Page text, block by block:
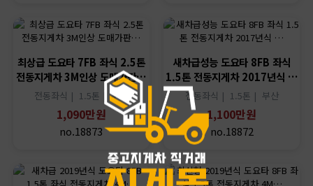
최상급 도요타 7FB 좌식 2.5톤
전동지게차 3M인상 도매가판…
전동좌식 | 1.5톤 |부산
1,090만원
no.18873
새차급성능 도요타 8FB 좌식
1.5톤 전동지게차 2017년식 …
전동좌식 | 1.5톤 | 부산
1,100만원
no.18872